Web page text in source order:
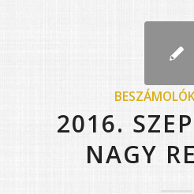
2016.
NAGY